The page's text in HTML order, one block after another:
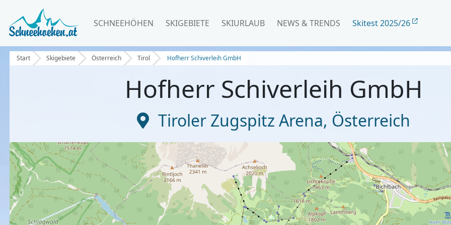
SCHNEEHÖHEN SKIGEBIETE SKIURLAUB NEWS & TRENDS Skitest 2025/26
Start Skigebiete Österreich Tirol Hofherr Schiverleih GmbH
Hofherr Schiverleih GmbH
Tiroler Zugspitz Arena, Österreich